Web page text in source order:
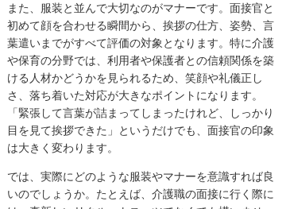
また、服装と並んで大切なのがマナーです。面接官と
初めて顔を合わせる瞬間から、挨拶の仕方、姿勢、言
葉遣いまでがすべて評価の対象となります。特に介護
や保育の分野では、利用者や保護者との信頼関係を築
ける人材かどうかを見られるため、笑顔や礼儀正し
さ、落ち着いた対応が大きなポイントになります。
「緊張して言葉が詰まってしまったけれど、しっかり
目を見て挨拶できた」というだけでも、面接官の印象
は大きく変わります。
では、実際にどのような服装やマナーを意識すれば良
いのでしょうか。たとえば、介護職の面接に行く際に